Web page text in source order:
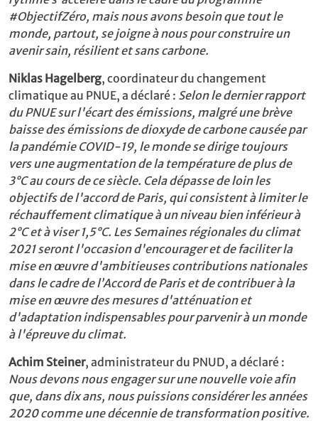
#ObjectifZéro, mais nous avons besoin que tout le
monde, partout, se joigne à nous pour construire un
avenir sain, résilient et sans carbone.
Niklas Hagelberg, coordinateur du changement
climatique au PNUE, a déclaré : Selon le dernier rapport
du PNUE sur l'écart des émissions, malgré une brève
baisse des émissions de dioxyde de carbone causée par
la pandémie COVID-19, le monde se dirige toujours
vers une augmentation de la température de plus de
3°C au cours de ce siècle. Cela dépasse de loin les
objectifs de l'accord de Paris, qui consistent à limiter le
réchauffement climatique à un niveau bien inférieur à
2°C et à viser 1,5°C. Les Semaines régionales du climat
2021 seront l'occasion d'encourager et de faciliter la
mise en œuvre d'ambitieuses contributions nationales
dans le cadre de l’Accord de Paris et de contribuer à la
mise en œuvre des mesures d'atténuation et
d'adaptation indispensables pour parvenir à un monde
à l'épreuve du climat.
Achim Steiner, administrateur du PNUD, a déclaré :
Nous devons nous engager sur une nouvelle voie afin
que, dans dix ans, nous puissions considérer les années
2020 comme une décennie de transformation positive.